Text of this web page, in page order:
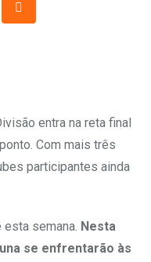
entra na reta final
Com mais três
participantes ainda
esta semana. Nesta
se enfrentarão às